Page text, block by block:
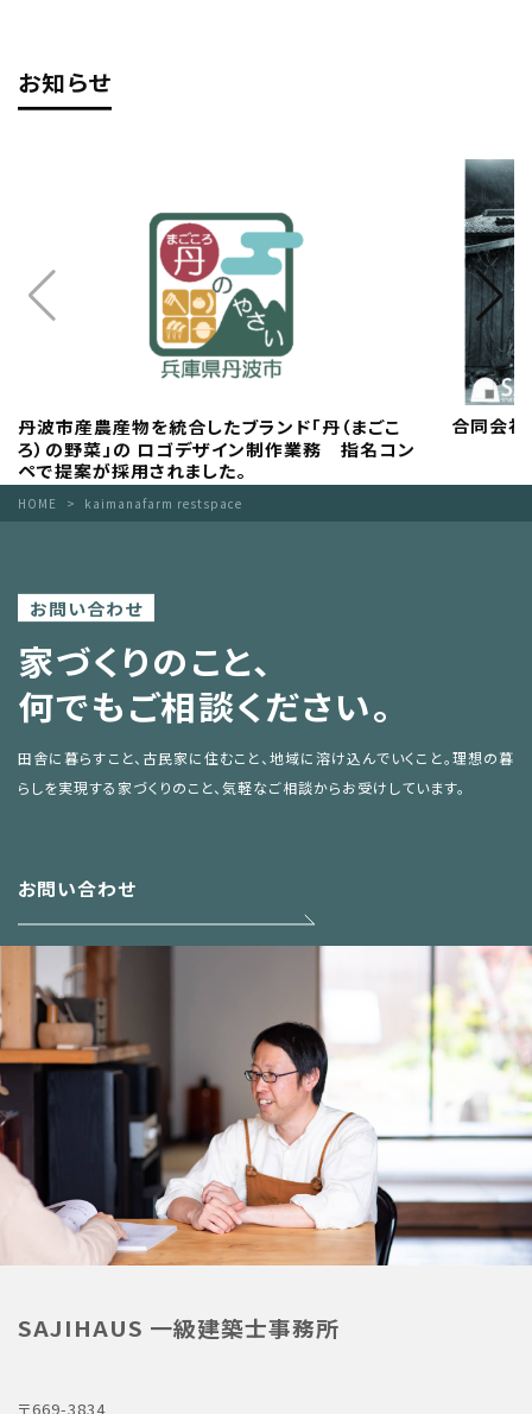
お知らせ
丹波市産農産物を統合したブランド「丹（まごこ
ろ）の野菜」の ロゴデザイン制作業務 指名コン
ペで提案が採用されました。
合同会社
HOME kaimanafarm restspace
お問い合わせ
家づくりのこと、
何でもご相談ください。
田舎に暮らすこと、古民家に住むこと、地域に溶け込んでいくこと。理想の暮
らしを実現する家づくりのこと、気軽なご相談からお受けしています。
お問い合わせ
SAJIHAUS 一級建築士事務所
〒669-3834